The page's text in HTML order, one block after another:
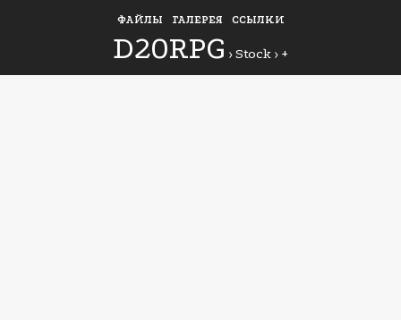
ФАЙЛЫ ГАЛЕРЕЯ ССЫЛКИ
D20RPG ›Stock › +